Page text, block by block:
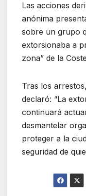
Las acciones
anónima
sobre un grupo
extorsionaba a
zona” de la
Tras los
declaró: “La
continuará
desmantelar
proteger a la
seguridad de